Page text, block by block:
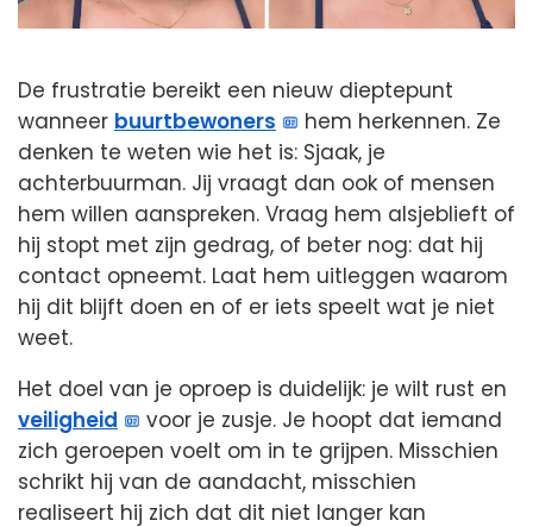
De frustratie bereikt een nieuw dieptepunt
wanneer buurtbewoners
hem herkennen. Ze
denken te weten wie het is: Sjaak, je
achterbuurman. Jij vraagt dan ook of mensen
hem willen aanspreken. Vraag hem alsjeblieft of
hij stopt met zijn gedrag, of beter nog: dat hij
contact opneemt. Laat hem uitleggen waarom
hij dit blijft doen en of er iets speelt wat je niet
weet.
Het doel van je oproep is duidelijk: je wilt rust en
veiligheid
voor je zusje. Je hoopt dat iemand
zich geroepen voelt om in te grijpen. Misschien
schrikt hij van de aandacht, misschien
realiseert hij zich dat dit niet langer kan